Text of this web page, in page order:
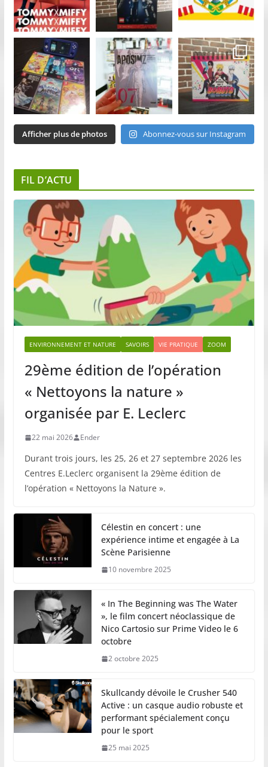
Afficher plus de photos Abonnez-vous sur Instagram
FIL D’ACTU
ENVIRONNEMENT ET NATURE SAVOIRS VIE PRATIQUE ZOOM
29ème édition de l’opération
« Nettoyons la nature »
organisée par E. Leclerc
22 mai 2026 Ender
Durant trois jours, les 25, 26 et 27 septembre 2026 les
Centres E.Leclerc organisent la 29ème édition de
l’opération « Nettoyons la Nature ».
Célestin en concert : une
expérience intime et engagée à La
Scène Parisienne
10 novembre 2025
« In The Beginning was The Water
», le film concert néoclassique de
Nico Cartosio sur Prime Video le 6
octobre
2 octobre 2025
Skullcandy dévoile le Crusher 540
Active : un casque audio robuste et
performant spécialement conçu
pour le sport
25 mai 2025